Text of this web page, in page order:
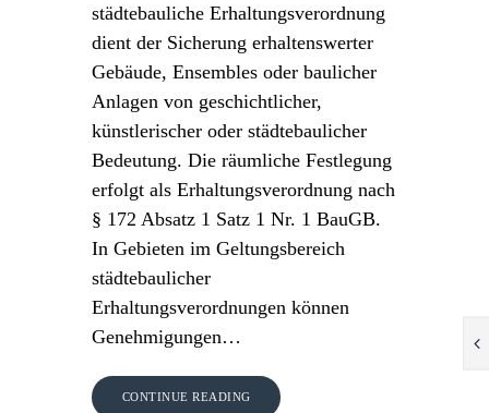
städtebauliche Erhaltungsverordnung
dient der Sicherung erhaltenswerter
Gebäude, Ensembles oder baulicher
Anlagen von geschichtlicher,
künstlerischer oder städtebaulicher
Bedeutung. Die räumliche Festlegung
erfolgt als Erhaltungsverordnung nach
§ 172 Absatz 1 Satz 1 Nr. 1 BauGB.
In Gebieten im Geltungsbereich
städtebaulicher
Erhaltungsverordnungen können
Genehmigungen…
CONTINUE READING